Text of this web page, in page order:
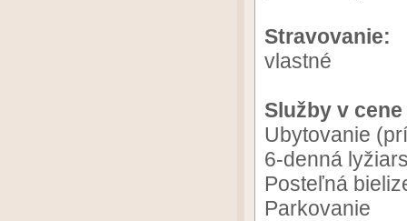
Stravovanie:
vlastné
Služby v
Ubytovanie
6-denná
Posteľná
Parkovanie